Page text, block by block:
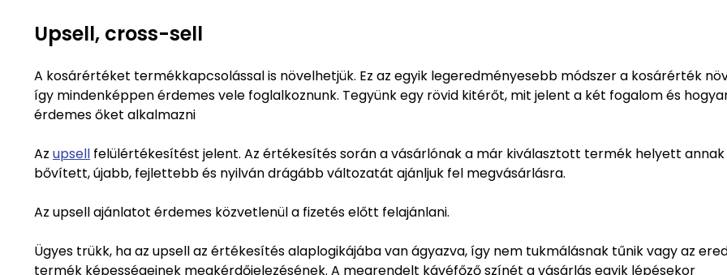
Upsell, cross-sell
A kosárértéket termékkapcsolással is növelhetjük. Ez az egyik legeredményesebb módszer a kosárérték
így mindenképpen érdemes vele foglalkoznunk. Tegyünk egy rövid kitérőt, mit jelent a két fogalom és
érdemes őket alkalmazni
Az upsell felülértékesítést jelent. Az értékesítés során a vásárlónak a már kiválasztott termék helyett
bővített, újabb, fejlettebb és nyilván drágább változatát ajánljuk fel megvásárlásra.
Az upsell ajánlatot érdemes közvetlenül a fizetés előtt felajánlani.
Ügyes trükk, ha az upsell az értékesítés alaplogikájába van ágyazva, így nem tukmálásnak tűnik vagy az
termék képességeinek megkérdőjelezésének. A megrendelt kávéfőző színét a vásárlás egyik lépésekor